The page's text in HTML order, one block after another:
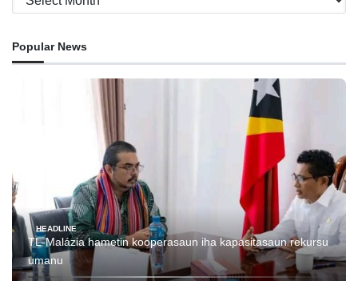
Popular News
HEADLINE
TL-Malázia hametin kooperasaun iha kapasitasaun rekursu
umanu